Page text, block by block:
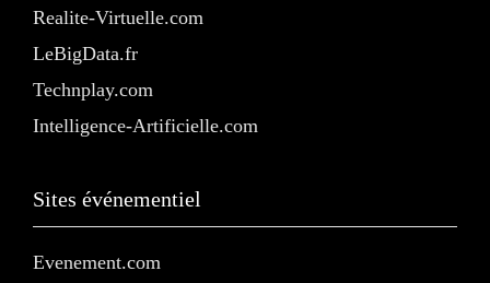
Realite-Virtuelle.com
LeBigData.fr
Technplay.com
Intelligence-Artificielle.com
Sites événementiel
Evenement.com